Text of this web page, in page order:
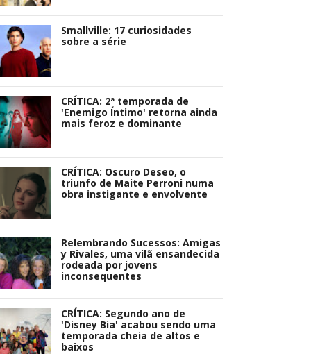
Smallville: 17 curiosidades
sobre a série
CRÍTICA: 2ª temporada de
'Enemigo Íntimo' retorna ainda
mais feroz e dominante
CRÍTICA: Oscuro Deseo, o
triunfo de Maite Perroni numa
obra instigante e envolvente
Relembrando Sucessos: Amigas
y Rivales, uma vilã ensandecida
rodeada por jovens
inconsequentes
CRÍTICA: Segundo ano de
'Disney Bia' acabou sendo uma
temporada cheia de altos e
baixos